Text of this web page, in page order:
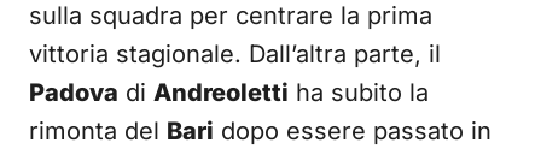
sulla squadra per centrare la prima
vittoria stagionale. Dall’altra parte, il
Padova di Andreoletti ha subito la
rimonta del Bari dopo essere passato in